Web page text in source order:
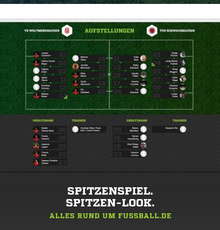
SPITZENSPIEL.
SPITZEN-LOOK.
ALLES RUND UM FUSSBALL.DE